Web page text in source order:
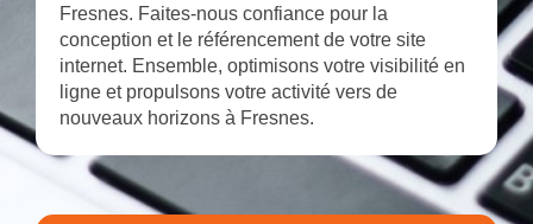
Fresnes. Faites-nous confiance pour la
conception et le référencement de votre site
internet. Ensemble, optimisons votre visibilité en
ligne et propulsons votre activité vers de
nouveaux horizons à Fresnes.